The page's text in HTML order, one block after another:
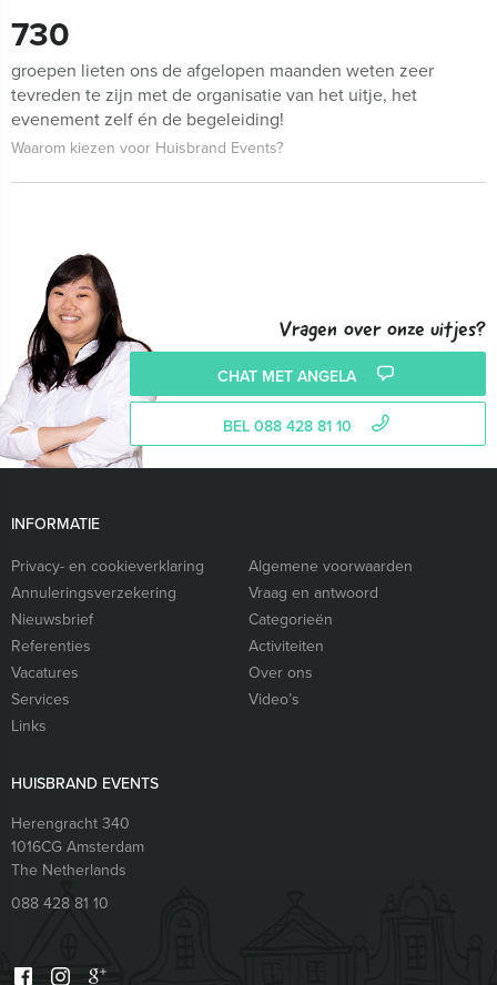
730
groepen lieten ons de afgelopen maanden weten zeer
tevreden te zijn met de organisatie van het uitje, het
evenement zelf én de begeleiding!
Waarom kiezen voor Huisbrand Events?
Vragen over onze uitjes?
CHAT MET ANGELA
BEL 088 428 81 10
INFORMATIE
Privacy- en cookieverklaring
Algemene voorwaarden
Annuleringsverzekering
Vraag en antwoord
Nieuwsbrief
Categorieën
Referenties
Activiteiten
Vacatures
Over ons
Services
Video’s
Links
HUISBRAND EVENTS
Herengracht 340
1016CG Amsterdam
The Netherlands
088 428 81 10